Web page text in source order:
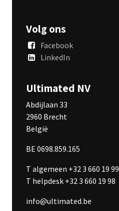
Volg ons
Facebook
LinkedIn
Ultimated NV
Abdijlaan 33
2960 Brecht
België
BE 0698.859.165
T algemeen +32 3 660 19 99
T helpdesk +32 3 660 19 98
info@ultimated.be